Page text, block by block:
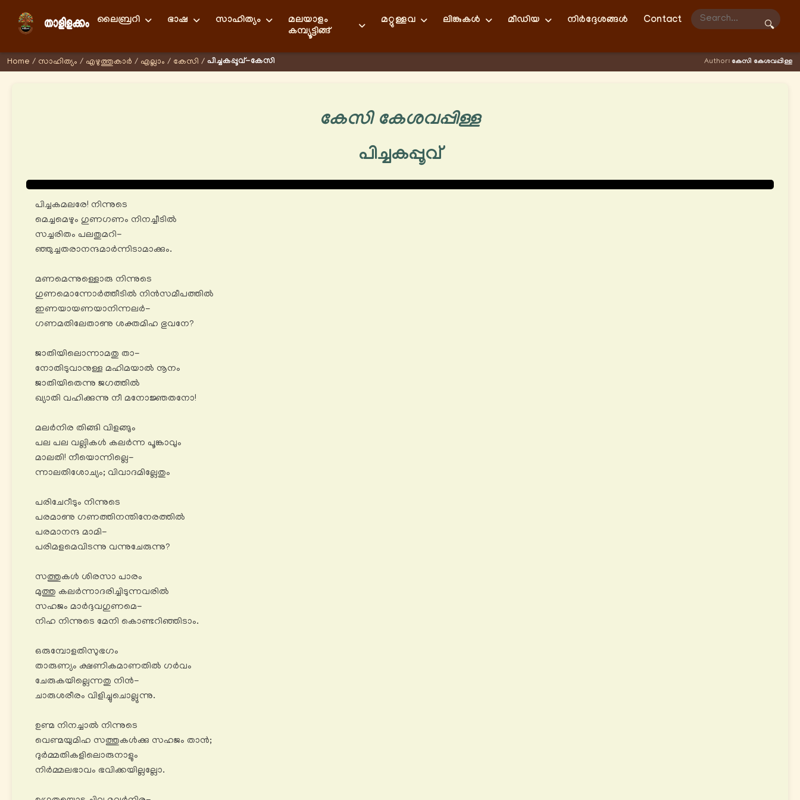
ലൈബ്രറി ഭാഷ സാഹിത്യം
മലയാളം
കമ്പ്യൂട്ടിങ്ങ്
മറ്റുള്ളവ ലിങ്കുകള്‍ മീഡിയ നിർദ്ദേശങ്ങൾ Contact
🔍
Home / സാഹിത്യം / എഴുത്തുകാര്‍ / എല്ലാം / കേസി / പിച്ചകപ്പൂവ്-കേസി Author: കേസി കേശവപ്പിള്ള
കേസി കേശവപ്പിള്ള
പിച്ചകപ്പൂവ്
പിച്ചകമലരേ! നിന്നുടെ
മെച്ചമെഴും ഗുണഗണം നിനച്ചീടിൽ
സച്ചരിതം പലതുമറി-
ഞ്ഞുച്ചതരാനന്ദമാര്‍ന്നിടാമാക്കും.
മണമെന്നുള്ളൊരു നിന്നുടെ
ഗുണമൊന്നോര്‍ത്തീടിൽ നിൻസമീപത്തിൽ
ഇണയായണയാനിന്നലർ-
ഗണമതിലേതാണു ശക്തമിഹ ഭുവനേ?
ജാതിയിലൊന്നാമതു താ-
നോതിടുവാനുള്ള മഹിമയാൽ നൂനം
ജാതിയിതെന്നു ജഗത്തിൽ
ഖ്യാതി വഹിക്കുന്നു നീ മനോജ്ഞതനോ!
മലർനിര തിങ്ങി വിളങ്ങും
പല പല വല്ലികൾ കലര്‍ന്ന പൂങ്കാവും
മാലതി! നീയൊന്നില്ലെ-
ന്നാലതിശോച്യം; വിവാദമില്ലേതും
പരിചേറീടും നിന്നുടെ
പരമാണു ഗണത്തിനന്തിനേരത്തിൽ
പരമാനന്ദ മാമി-
പരിമളമെവിടന്നു വന്നുചേരുന്നു?
സത്തുകൾ ശിരസാ പാരം
മുത്തു കലര്‍ന്നാദരിച്ചിടുന്നവരിൽ
സഹജം മാര്‍ദ്ദവഗുണമെ-
നിഹ നിന്നുടെ മേനി കൊണ്ടറിഞ്ഞിടാം.
ഒരുമ്പോളതിസുഭഗം
താരുണ്യം ക്ഷണികമാണതിൽ ഗര്‍വം
ചേരുകയില്ലെന്നതു നിൻ-
ചാരുശരീരം വിളിച്ചുചൊല്ലുന്നു.
ഉണ്മ നിനച്ചാൽ നിന്നുടെ
വെണ്മയുമിഹ സത്തുകൾക്കു സഹജം താൻ;
ദുര്‍മ്മതികളിലൊരുനാളും
നിര്‍മ്മലഭാവം ഭവിക്കയില്ലല്ലോ.